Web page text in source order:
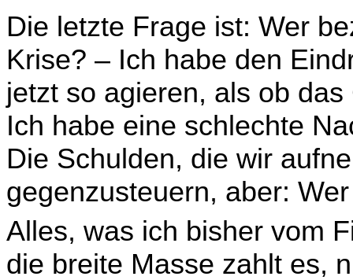
Die letzte Frage ist: Wer
Krise? – Ich habe den
jetzt so agieren, als ob
Ich habe eine schlechte
Die Schulden, die wir
gegenzusteuern, aber:
Alles, was ich bisher vom
die breite Masse zahlt es,